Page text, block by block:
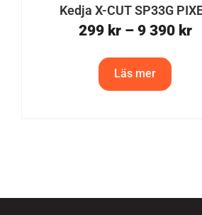
Kedja X-CUT SP33G
299 kr – 9 390 kr
Läs mer